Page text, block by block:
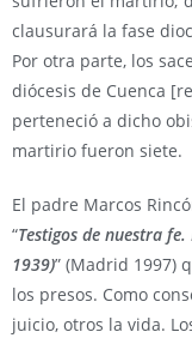
clausurará la fase
Por otra parte, los
diócesis de Cuenca
perteneció a dicho
martirio fueron siete.
El padre Marcos
“Testigos de nuestra
1939)” (Madrid 1997)
los presos. Como
juicio, otros la vida.